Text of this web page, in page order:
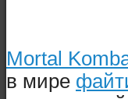
Mortal
в мире